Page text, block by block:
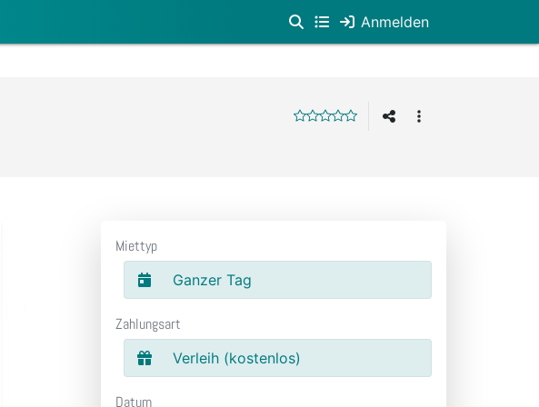
Anmelden
Miettyp
Ganzer Tag
Zahlungsart
Verleih (kostenlos)
Datum